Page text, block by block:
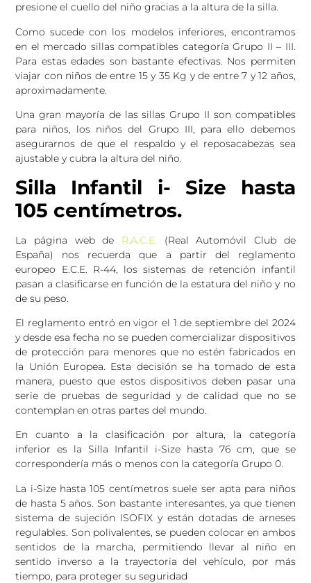
presione el cuello del niño gracias a la altura de la silla.
Como sucede con los modelos inferiores, encontramos
en el mercado sillas compatibles categoría Grupo II – III.
Para estas edades son bastante efectivas. Nos permiten
viajar con niños de entre 15 y 35 Kg y de entre 7 y 12 años,
aproximadamente.
Una gran mayoría de las sillas Grupo II son compatibles
para niños, los niños del Grupo III, para ello debemos
asegurarnos de que el respaldo y el reposacabezas sea
ajustable y cubra la altura del niño.
Silla Infantil i- Size hasta
105 centímetros.
La página web de R.A.C.E.
(Real Automóvil Club de
España) nos recuerda que a partir del reglamento
europeo E.C.E. R-44, los sistemas de retención infantil
pasan a clasificarse en función de la estatura del niño y no
de su peso.
El reglamento entró en vigor el 1 de septiembre del 2024
y desde esa fecha no se pueden comercializar dispositivos
de protección para menores que no estén fabricados en
la Unión Europea. Esta decisión se ha tomado de esta
manera, puesto que estos dispositivos deben pasar una
serie de pruebas de seguridad y de calidad que no se
contemplan en otras partes del mundo.
En cuanto a la clasificación por altura, la categoría
inferior es la Silla Infantil i-Size hasta 76 cm, que se
correspondería más o menos con la categoría Grupo 0.
La i-Size hasta 105 centímetros suele ser apta para niños
de hasta 5 años. Son bastante interesantes, ya que tienen
sistema de sujeción ISOFIX y están dotadas de arneses
regulables. Son polivalentes, se pueden colocar en ambos
sentidos de la marcha, permitiendo llevar al niño en
sentido inverso a la trayectoria del vehículo, por más
tiempo, para proteger su seguridad